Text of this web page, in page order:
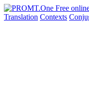
Translation Contexts